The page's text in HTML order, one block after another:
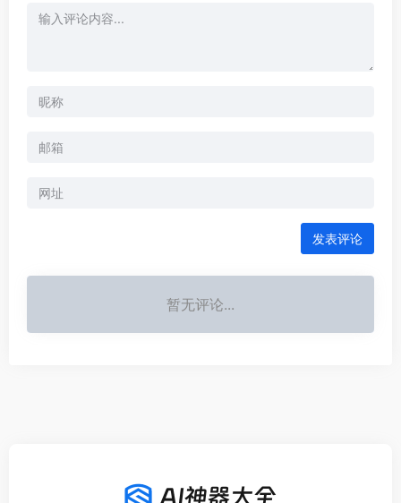
发表评论
暂无评论...